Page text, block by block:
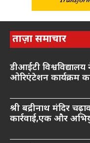
ताज़ा समाचार
डीआईटी विश्वविद्यालय
ओरिएंटेशन कार्यक्रम
श्री बद्रीनाथ मंदिर
कार्रवाई,एक और